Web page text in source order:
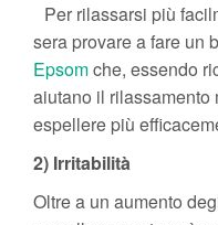
Per rilassarsi più
sera provare a fare un
Epsomche, essendo
aiutano il rilassamento
espellere più
2) Irritabilità
Oltre a un aumento